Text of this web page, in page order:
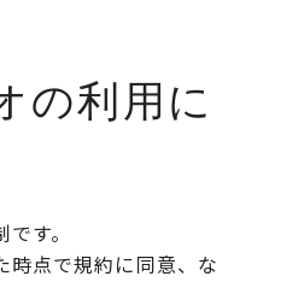
の利用に
す。
時点で規約に同意、な